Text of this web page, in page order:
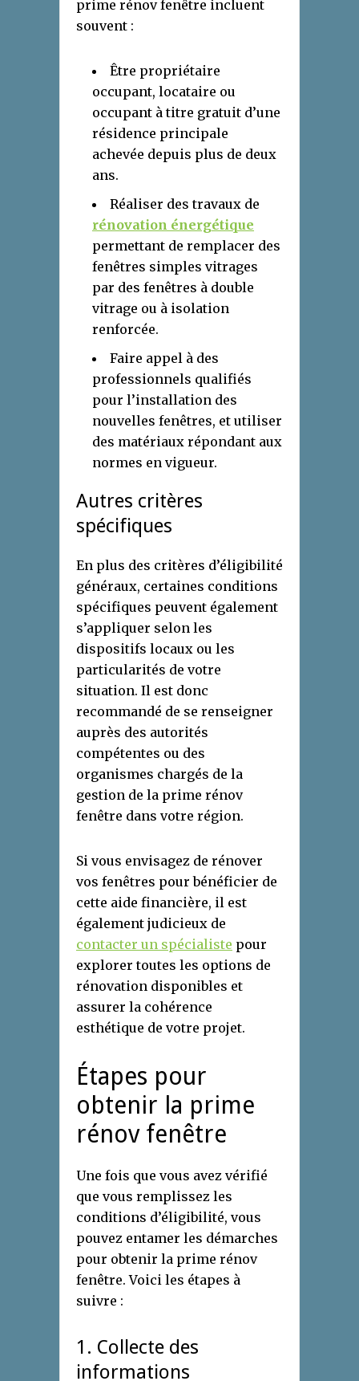
prime rénov fenêtre incluent
souvent :
Être propriétaire
occupant, locataire ou
occupant à titre gratuit d’une
résidence principale
achevée depuis plus de deux
ans.
Réaliser des travaux de
rénovation énergétique
permettant de remplacer des
fenêtres simples vitrages
par des fenêtres à double
vitrage ou à isolation
renforcée.
Faire appel à des
professionnels qualifiés
pour l’installation des
nouvelles fenêtres, et utiliser
des matériaux répondant aux
normes en vigueur.
Autres critères
spécifiques
En plus des critères d’éligibilité
généraux, certaines conditions
spécifiques peuvent également
s’appliquer selon les
dispositifs locaux ou les
particularités de votre
situation. Il est donc
recommandé de se renseigner
auprès des autorités
compétentes ou des
organismes chargés de la
gestion de la prime rénov
fenêtre dans votre région.
Si vous envisagez de rénover
vos fenêtres pour bénéficier de
cette aide financière, il est
également judicieux de
contacter un spécialiste pour
explorer toutes les options de
rénovation disponibles et
assurer la cohérence
esthétique de votre projet.
Étapes pour
obtenir la prime
rénov fenêtre
Une fois que vous avez vérifié
que vous remplissez les
conditions d’éligibilité, vous
pouvez entamer les démarches
pour obtenir la prime rénov
fenêtre. Voici les étapes à
suivre :
1. Collecte des
informations